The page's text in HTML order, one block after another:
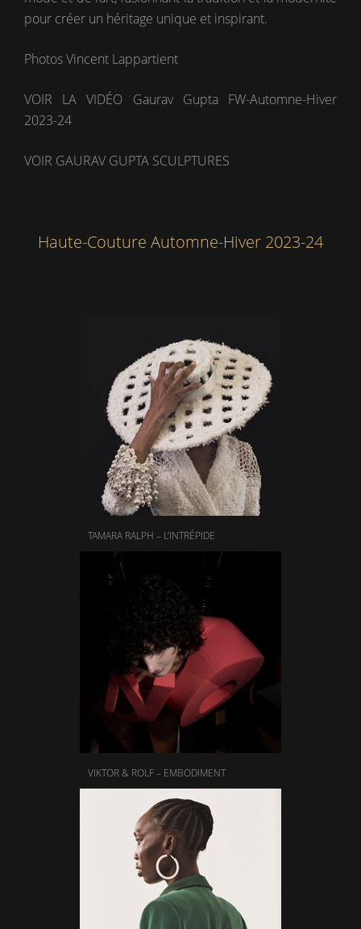
pour créer un héritage unique et inspirant.
Photos Vincent Lappartient
VOIR LA VIDÉO Gaurav Gupta FW-Automne-Hiver
2023-24
VOIR GAURAV GUPTA SCULPTURES
Haute-Couture Automne-Hiver 2023-24
TAMARA RALPH – L’INTRÉPIDE
VIKTOR & ROLF – EMBODIMENT